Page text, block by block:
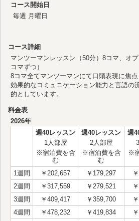
コース開始日
毎週 月曜日
コース詳細
マンツーマンレッスン（50分）8コマ、オ
コマずつ）
8コマ全てマンツーマンにて口頭表現に焦点
効果的なコミュニケーション能力と言語の
的としています。
料金表
2026年
週40レッスン
1人部屋
※宿泊費を含
む
週40レッスン
2人部屋
※宿泊費を含
む
週
※
1週間
￥202,657 ￥179,297
2週間
￥317,559 ￥279,521
3週間
￥409,417 ￥359,700
4週間
￥478,232 ￥419,834